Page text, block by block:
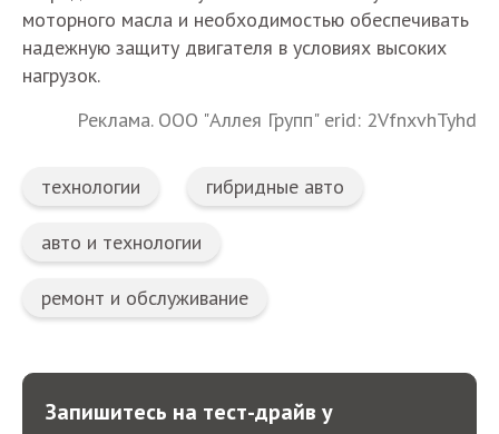
моторного масла и необходимостью обеспечивать
надежную защиту двигателя в условиях высоких
нагрузок.
Реклама. ООО "Аллея Групп" erid: 2VfnxvhTyhd
технологии гибридные авто
авто и технологии
ремонт и обслуживание
Запишитесь на тест-драйв у